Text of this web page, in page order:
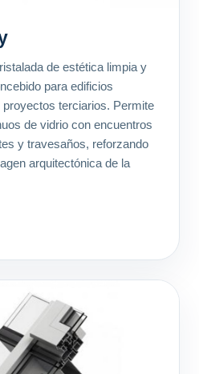
de estética limpia y
para edificios
terciarios. Permite
de vidrio con encuentros
y travesaños, reforzando
arquitectónica de la